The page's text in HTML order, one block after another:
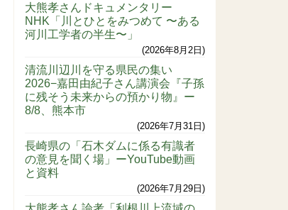
大熊孝さんドキュメンタリー
NHK「川とひとをみつめて 〜ある
河川工学者の半生〜」
2026年8月2日
清流川辺川を守る県民の集い
2026−嘉田由紀子さん講演会『子孫
に残そう未来からの預かり物』ー
8/8、熊本市
2026年7月31日
長崎県の「石木ダムに係る有識者
の意見を聞く場」ーYouTube動画
と資料
2026年7月29日